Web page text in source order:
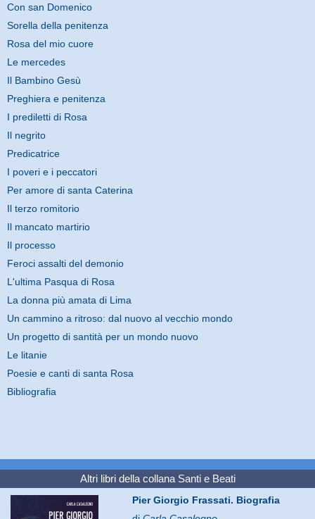
Con san Domenico
Sorella della penitenza
Rosa del mio cuore
Le mercedes
Il Bambino Gesù
Preghiera e penitenza
I prediletti di Rosa
Il negrito
Predicatrice
I poveri e i peccatori
Per amore di santa Caterina
Il terzo romitorio
Il mancato martirio
Il processo
Feroci assalti del demonio
L'ultima Pasqua di Rosa
La donna più amata di Lima
Un cammino a ritroso: dal nuovo al vecchio mondo
Un progetto di santità per un mondo nuovo
Le litanie
Poesie e canti di santa Rosa
Bibliografia
Altri libri della collana Santi e Beati
Pier Giorgio Frassati. Biografia